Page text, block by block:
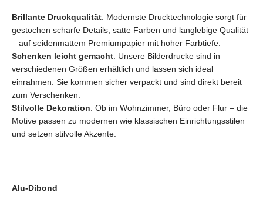
Brillante Druckqualität: Modernste Drucktechnologie sorgt für
gestochen scharfe Details, satte Farben und langlebige Qualität
– auf seidenmattem Premiumpapier mit hoher Farbtiefe.
Schenken leicht gemacht: Unsere Bilderdrucke sind in
verschiedenen Größen erhältlich und lassen sich ideal
einrahmen. Sie kommen sicher verpackt und sind direkt bereit
zum Verschenken.
Stilvolle Dekoration: Ob im Wohnzimmer, Büro oder Flur – die
Motive passen zu modernen wie klassischen Einrichtungsstilen
und setzen stilvolle Akzente.
Alu-Dibond